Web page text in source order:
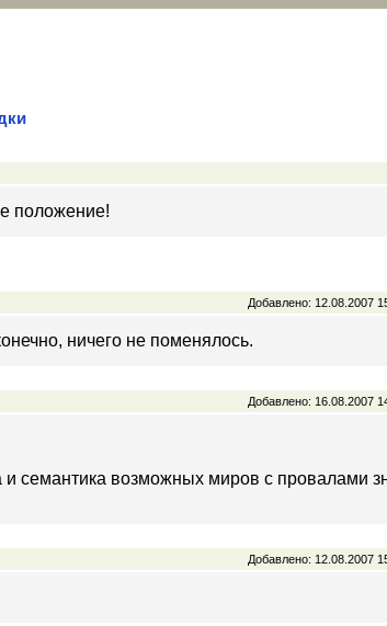
положение!
Добавлено: 12.08.2007
ничего не поменялось.
Добавлено: 16.08.2007
и семантика возможных миров с провалами
Добавлено: 12.08.2007